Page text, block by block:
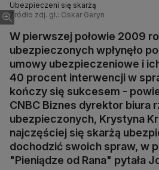
Ubezpieczeni się skarżą
Źródło zdj. gł.: Oskar Geryn
W pierwszej połowie 2009
ubezpieczonych wpłynęło
umowy ubezpieczeniowe i
40 procent interwencji w
kończy się sukcesem -
CNBC Biznes dyrektor biura
ubezpieczonych, Krystyna
najczęściej się skarżą
dochodzić swoich spraw, w
"Pieniądze od Rana" pytała